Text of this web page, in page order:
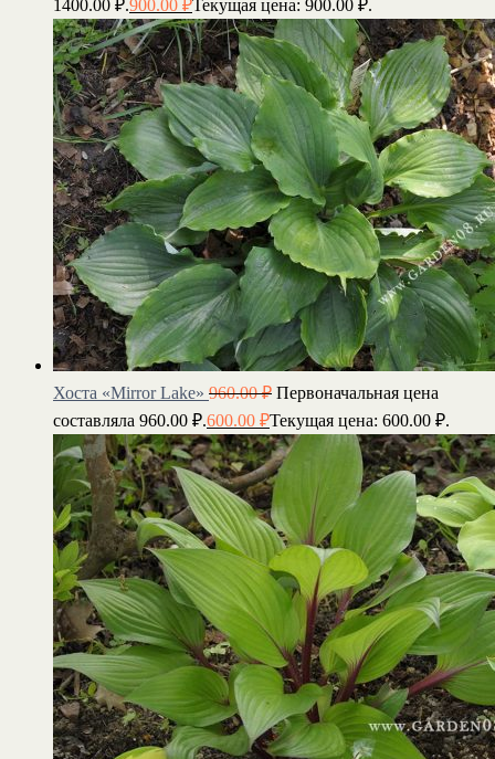
1400.00 ₽.900.00 ₽Текущая цена: 900.00 ₽.
Хоста «Mirror Lake» 960.00₽ Первоначальная цена
составляла 960.00 ₽.600.00 ₽Текущая цена: 600.00 ₽.